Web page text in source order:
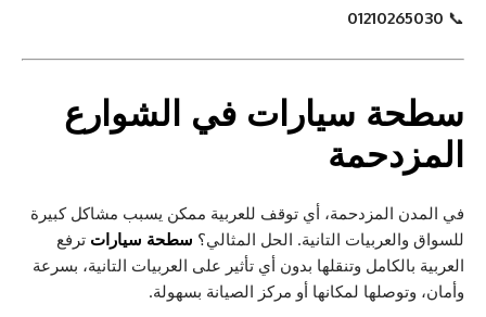
📞
01210265030
سطحة سيارات في الشوارع
المزدحمة
في المدن المزدحمة، أي توقف للعربية ممكن يسبب مشاكل كبيرة
للسواق والعربيات التانية. الحل المثالي؟ سطحة سيارات ترفع
العربية بالكامل وتنقلها بدون أي تأثير على العربيات التانية، بسرعة
وأمان، وتوصلها لمكانها أو مركز الصيانة بسهولة.